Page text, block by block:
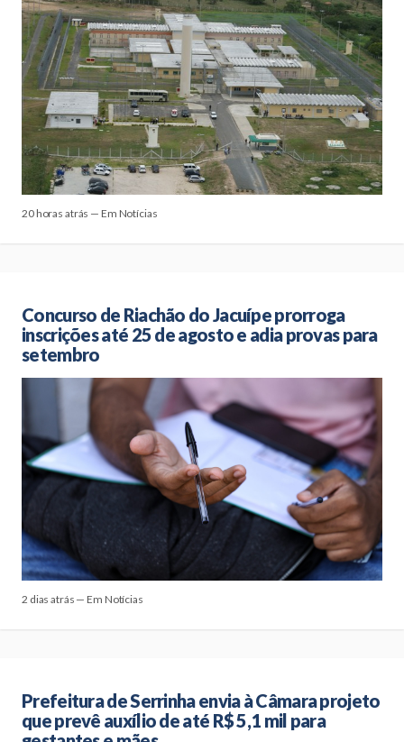
20 horas atrás — Em Notícias
Concurso de Riachão do Jacuípe prorroga
inscrições até 25 de agosto e adia provas para
setembro
2 dias atrás — Em Notícias
Prefeitura de Serrinha envia à Câmara projeto
que prevê auxílio de até R$ 5,1 mil para